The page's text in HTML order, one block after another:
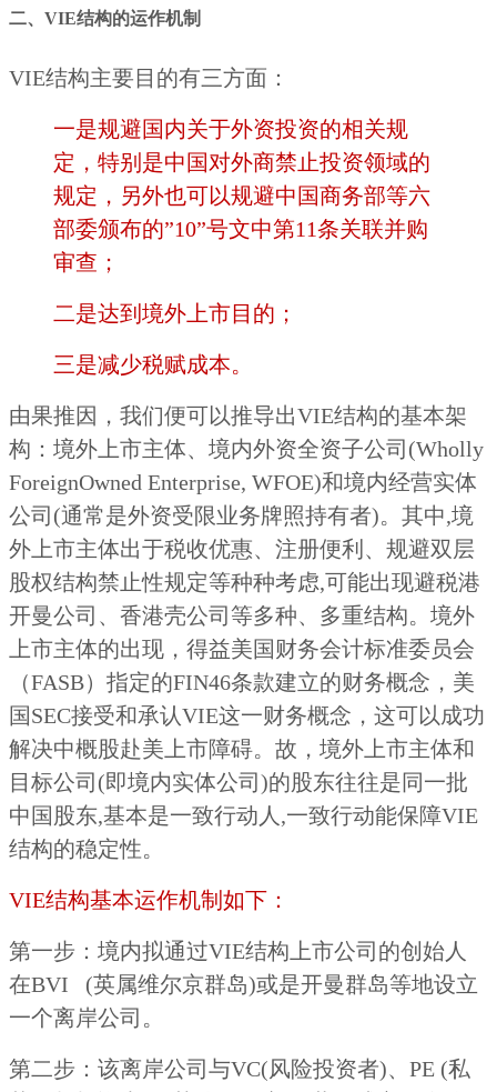
二、VIE结构的运作机制
VIE结构主要目的有三方面：
一是规避国内关于外资投资的相关规
定，特别是中国对外商禁止投资领域的
规定，另外也可以规避中国商务部等六
部委颁布的”10”号文中第11条关联并购
审查；
二是达到境外上市目的；
三是减少税赋成本。
由果推因，我们便可以推导出VIE结构的基本架
构：境外上市主体、境内外资全资子公司(Wholly
ForeignOwned Enterprise, WFOE)和境内经营实体
公司(通常是外资受限业务牌照持有者)。其中,境
外上市主体出于税收优惠、注册便利、规避双层
股权结构禁止性规定等种种考虑,可能出现避税港
开曼公司、香港壳公司等多种、多重结构。境外
上市主体的出现，得益美国财务会计标准委员会
（FASB）指定的FIN46条款建立的财务概念，美
国SEC接受和承认VIE这一财务概念，这可以成功
解决中概股赴美上市障碍。故，境外上市主体和
目标公司(即境内实体公司)的股东往往是同一批
中国股东,基本是一致行动人,一致行动能保障VIE
结构的稳定性。
VIE结构基本运作机制如下：
第一步：境内拟通过VIE结构上市公司的创始人
在BVI (英属维尔京群岛)或是开曼群岛等地设立
一个离岸公司。
第二步：该离岸公司与VC(风险投资者)、PE (私